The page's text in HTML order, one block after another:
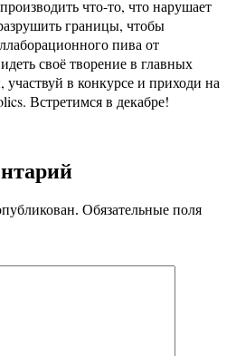
что-то, что нарушает
границы, чтобы
пива от
своё творение в главных
в конкурсе и приходи на
Встретимся в декабре!
Обязательные поля